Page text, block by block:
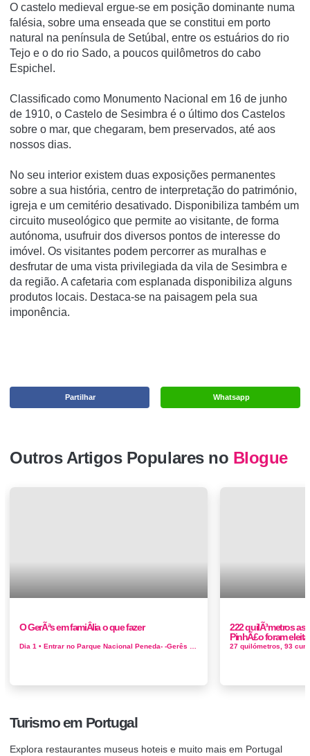
O castelo medieval ergue-se em posição dominante numa
falésia, sobre uma enseada que se constitui em porto
natural na pení­nsula de Setúbal, entre os estuários do rio
Tejo e o do rio Sado, a poucos quilômetros do cabo
Espichel.
Classificado como Monumento Nacional em 16 de junho
de 1910, o Castelo de Sesimbra é o último dos Castelos
sobre o mar, que chegaram, bem preservados, até aos
nossos dias.
No seu interior existem duas exposições permanentes
sobre a sua história, centro de interpretação do património,
igreja e um cemitério desativado. Disponibiliza também um
circuito museológico que permite ao visitante, de forma
autónoma, usufruir dos diversos pontos de interesse do
imóvel. Os visitantes podem percorrer as muralhas e
desfrutar de uma vista privilegiada da vila de Sesimbra e
da região. A cafetaria com esplanada disponibiliza alguns
produtos locais. Destaca-se na paisagem pela sua
imponência.
Whatsapp
Partilhar
Outros Artigos Populares no Blogue
O GerÃªs em famiÂ­lia o que fazer
222 quilÃ³metros as
PinhÃ£o foram
Turismo em Portugal
Explora restaurantes museus hoteis e muito mais em Portugal